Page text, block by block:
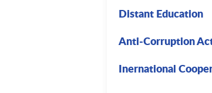
Distant Education
Anti-Corruption
Inernational